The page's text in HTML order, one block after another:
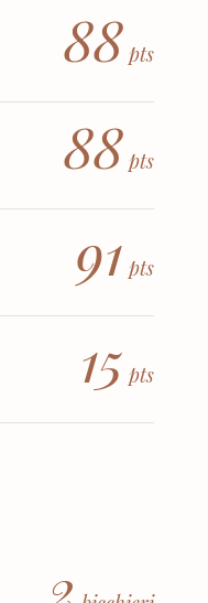
88 pts
88 pts
91 pts
15 pts
2